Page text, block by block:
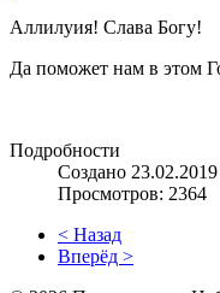
Аллилуия! Слава Богу!
Да поможет нам в этом
Подробности
Создано
Просмотров: 2364
< Назад
Вперёд >